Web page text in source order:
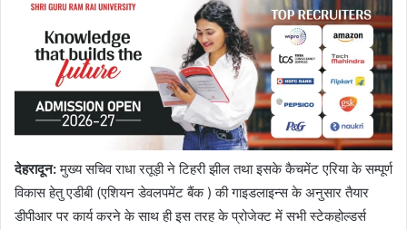
देहरादून:मुख्य सचिव राधा रतूड़ी ने टिहरी झील तथा इसके कैचमेंट एरिया के सम्पूर्ण
विकास हेतु एडीबी (एशियन डेवलपमेंट बैंक ) की गाइडलाइन्स के अनुसार तैयार
डीपीआर पर कार्य करने के साथ ही इस तरह के प्रोजेक्ट में सभी स्टेकहोल्डर्स